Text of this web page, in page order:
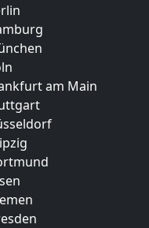
am Main